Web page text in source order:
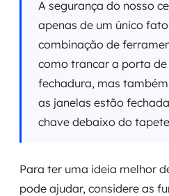
A segurança do nosso
apenas de um único
combinação de
como trancar a porta de
fechadura, mas
as janelas estão
chave debaixo do
Para ter uma ideia melhor
pode ajudar, considere as